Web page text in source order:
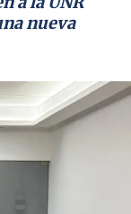
nueva